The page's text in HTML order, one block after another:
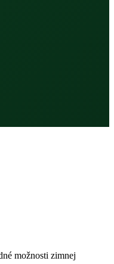
možnosti zimnej